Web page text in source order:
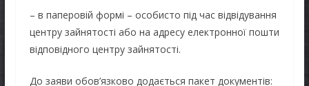
– в паперовій формі – особисто під час відвідування
центру зайнятості або на адресу електронної пошти
відповідного центру зайнятості.
До заяви обов’язково додається пакет документів: